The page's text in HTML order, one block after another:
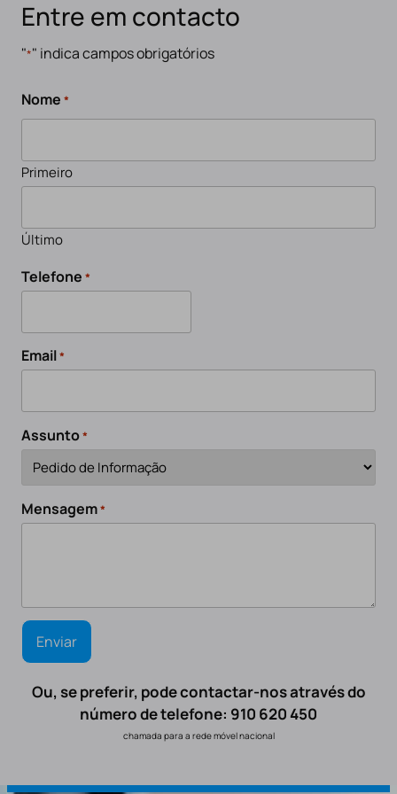
Entre em contacto
"*" indica campos obrigatórios
Nome *
Primeiro
Último
Telefone *
Email*
Assunto*
Mensagem*
Ou, se preferir, pode contactar-nos através do
número de telefone: 910 620 450
chamada para a rede móvel nacional